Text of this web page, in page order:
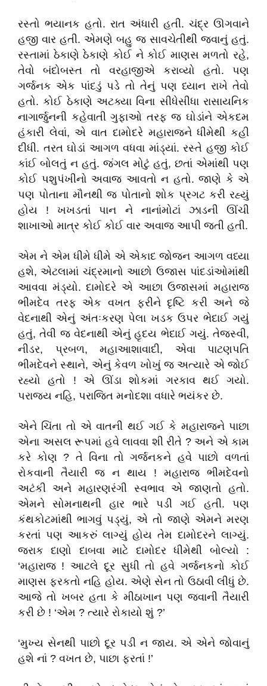
રસ્તો ભયાનક હતો. રાત અંધારી હતી. ચંદ્ર ઊગવાને
હજી વાર હતી. એમણે બહુ જ સાવચેતીથી જવાનું હતું.
રસ્તામાં ઠેકાણે ઠેકાણે કોઈ ને કોઈ માણસ મળતો રહે,
તેવો બંદોબસ્ત તો વરહાજીએ કરાવ્યો હતો. પણ
ગર્જનક એક પાંદડું પડે તો તેનું પણ ધ્યાન રાખે તેવો
હતો. કોઈ ઠેકાણે અટક્યા વિના સીધેસીધા રાસાયનિક
નાગાર્જુનની કહેવાતી ગુફાઓ તરફ જ ઘોડાંને એકદમ
હંકારી લેવાં, એ વાત દામોદરે મહારાજને ધીમેથી કહી
દીધી. તરત ઘોડાં આગળ વધવા માંડ્યાં. રસ્તે હજી કોઈ
કાંઈ બોલતું ન હતું. જંગલ મોટું હતું, છતાં એમાંથી પણ
કોઈ પશુપંખીનો અવાજ આવતો ન હતો. જાણે કે એ
પણ પોતાના મૌનથી જ પોતાનો શોક પ્રગટ કરી રહ્યું
હોય ! ખખડતાં પાન ને નાનાંમોટાં ઝાડની ઊંચી
શાખાઓ માત્ર કોઈ કોઈ વાર અવાજ આપી જતી હતી.
એમ ને એમ ધીમે ધીમે એ એકાદ જોજન આગળ વધ્યા
હશે, એટલામાં ચંદ્રમાનો આછો ઉજાસ પાંદડાંઓમાંથી
આવવા મંડ્યો. દામોદરે એ આછા ઉજાસમાં મહારાજ
ભીમદેવ તરફ એક વખત ફરીને દૃષ્ટિ કરી અને જે
વેદનાથી એનું અંતઃકરણ પેલા ખડક ઉપર ભેદાઈ ગયું
હતું, તેવી જ વેદનાથી એનું હૃદય ભેદાઈ ગયું. તેજસ્વી,
નીડર, પ્રબળ, મહાઆશાવાદી, એવા પાટણપતિ
ભીમદેવને સ્થાને, એનું કેવળ ખોખું જ અત્યારે એ જોઈ
રહ્યો હતો ! એ ઊંડા શોકમાં ગરકાવ થઈ ગયો.
પરાજય નહિ, પરાજિત મનોદશા વધારે ભયંકર છે.
એને ચિંતા તો એ વાતની થઈ ગઈ કે મહારાજને પાછા
એના અસલ રૂપમાં હવે લાવવા શી રીતે ? અને એ કામ
કરે કોણ ? તે વિના તો ગર્જનકને હવે પાછો વળતાં
રોકવાની તૈયારી જ ન થાય ! મહારાજ ભીમદેવનો
અટંકી અને મહારણરંગી સ્વભાવ એ જાણતો હતો.
એમને સોમનાથની હાર ભારે પડી ગઈ હતી. પણ
કંથકોટમાંથી ભાગવું પડ્યું, એ તો જાણે એમને મરણ
કરતાં પણ આકરું લાગ્યું હોય તેમ દામોદરને લાગ્યું.
જરાક દાણો દાબવા માટે દામોદર ધીમેથી બોલ્યો :
‘મહારાજ ! આટલે દૂર સુધી તો હવે ગર્જનકનો કોઈ
માણસ ફરકતો નહિ હોય. એણે સેન તો ઉઠાવી લીધું છે.
આજે તો ખબર હતા કે મીઠાખાન પણ જવાની તૈયારી
કરી છે ! ‘એમ ? ત્યારે રોકાયો શું ?’
‘મુખ્ય સેનથી પાછો દૂર પડી ન જાય. એ એને જોવાનું
હશે નાં ? વખત છે, પાછા ફરતાં !’